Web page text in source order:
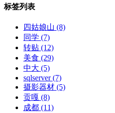
标签列表
四姑娘山 (8)
同学 (7)
转贴 (12)
美食 (29)
中大 (5)
sqlserver(7)
摄影器材 (5)
贡嘎 (8)
成都 (11)